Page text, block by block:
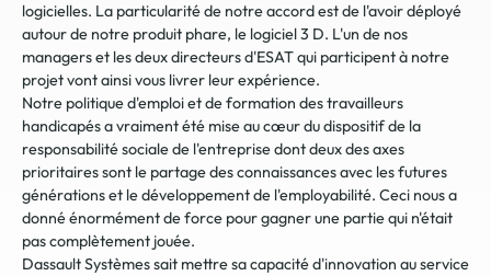
logicielles. La particularité de notre accord est de l'avoir déployé
autour de notre produit phare, le logiciel 3 D. L'un de nos
managers et les deux directeurs d'ESAT qui participent à notre
projet vont ainsi vous livrer leur expérience.
Notre politique d'emploi et de formation des travailleurs
handicapés a vraiment été mise au cœur du dispositif de la
responsabilité sociale de l'entreprise dont deux des axes
prioritaires sont le partage des connaissances avec les futures
générations et le développement de l'employabilité. Ceci nous a
donné énormément de force pour gagner une partie qui n'était
pas complètement jouée.
Dassault Systèmes sait mettre sa capacité d'innovation au service